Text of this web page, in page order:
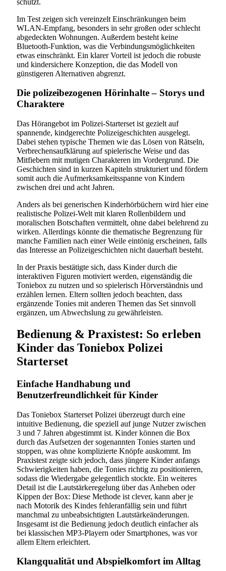
Im Test zeigen sich vereinzelt Einschränkungen beim
WLAN-Empfang, besonders in sehr großen oder schlecht
abgedeckten Wohnungen. Außerdem besteht keine
Bluetooth-Funktion, was die Verbindungsmöglichkeiten
etwas einschränkt. Ein klarer Vorteil ist jedoch die robuste
und kindersichere Konzeption, die das Modell von
günstigeren Alternativen abgrenzt.
Die polizeibezogenen Hörinhalte – Storys und
Charaktere
Das Hörangebot im Polizei-Starterset ist gezielt auf
spannende, kindgerechte Polizeigeschichten ausgelegt.
Dabei stehen typische Themen wie das Lösen von Rätseln,
Verbrechensaufklärung auf spielerische Weise und das
Mitfiebern mit mutigen Charakteren im Vordergrund. Die
Geschichten sind in kurzen Kapiteln strukturiert und fördern
somit auch die Aufmerksamkeitsspanne von Kindern
zwischen drei und acht Jahren.
Anders als bei generischen Kinderhörbüchern wird hier eine
realistische Polizei-Welt mit klaren Rollenbildern und
moralischen Botschaften vermittelt, ohne dabei belehrend zu
wirken. Allerdings könnte die thematische Begrenzung für
manche Familien nach einer Weile eintönig erscheinen, falls
das Interesse an Polizeigeschichten nicht dauerhaft besteht.
In der Praxis bestätigte sich, dass Kinder durch die
interaktiven Figuren motiviert werden, eigenständig die
Toniebox zu nutzen und so spielerisch Hörverständnis und
erzählen lernen. Eltern sollten jedoch beachten, dass
ergänzende Tonies mit anderen Themen das Set sinnvoll
ergänzen, um Abwechslung zu gewährleisten.
Bedienung & Praxistest: So erleben
Kinder das Toniebox Polizei
Starterset
Einfache Handhabung und
Benutzerfreundlichkeit für Kinder
Das Toniebox Starterset Polizei überzeugt durch eine
intuitive Bedienung, die speziell auf junge Nutzer zwischen
3 und 7 Jahren abgestimmt ist. Kinder können die Box
durch das Aufsetzen der sogenannten Tonies starten und
stoppen, was ohne komplizierte Knöpfe auskommt. Im
Praxistest zeigte sich jedoch, dass jüngere Kinder anfangs
Schwierigkeiten haben, die Tonies richtig zu positionieren,
sodass die Wiedergabe gelegentlich stockte. Ein weiteres
Detail ist die Lautstärkeregelung über das Anheben oder
Kippen der Box: Diese Methode ist clever, kann aber je
nach Motorik des Kindes fehleranfällig sein und führt
manchmal zu unbeabsichtigten Lautstärkeänderungen.
Insgesamt ist die Bedienung jedoch deutlich einfacher als
bei klassischen MP3-Playern oder Smartphones, was vor
allem Eltern erleichtert.
Klangqualität und Abspielkomfort im Alltag